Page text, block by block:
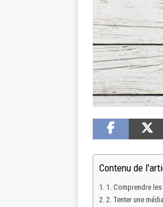
Contenu de
1. Comprendre
2. Tenter une